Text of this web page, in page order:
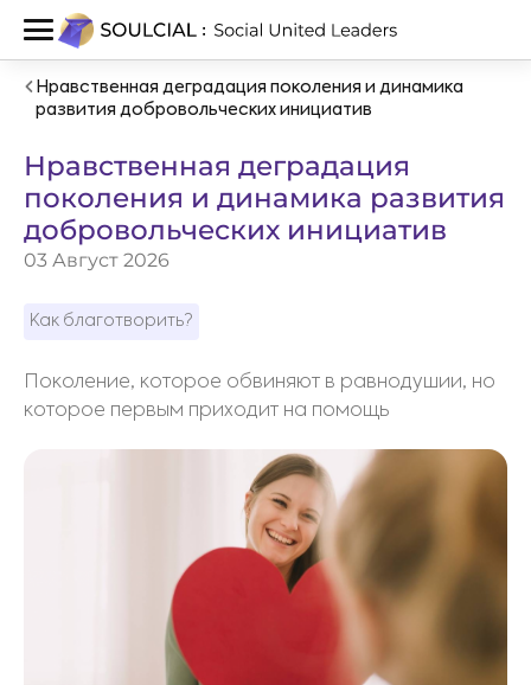
Нравственная деградация поколения и динамика
развития добровольческих инициатив
Нравственная деградация
поколения и динамика развития
добровольческих инициатив
03 Август 2026
Как благотворить?
Поколение, которое обвиняют в равнодушии, но
которое первым приходит на помощь